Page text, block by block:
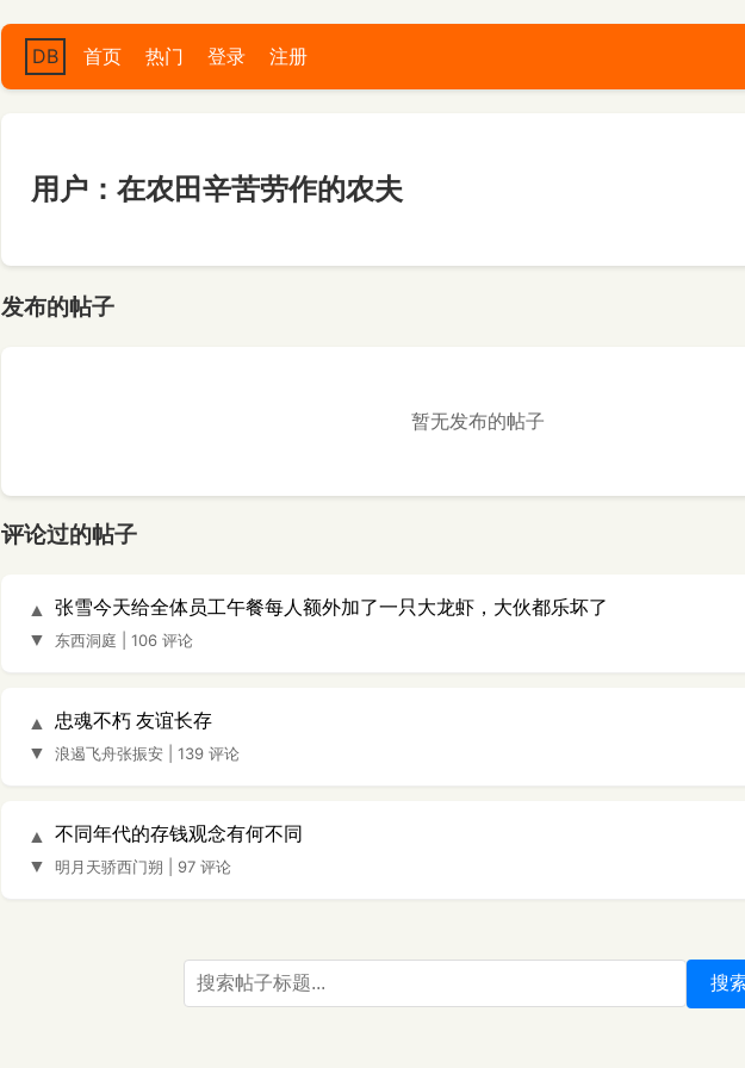
DB 首页 热门 登录 注册
用户：在农田辛苦劳作的农夫
发布的帖子
暂无发布的帖子
评论过的帖子
▲
▼
张雪今天给全体员工午餐每人额外加了一只大龙虾，大伙都乐坏了
东西洞庭 106 评论
▲
▼
忠魂不朽 友谊长存
浪遏飞舟张振安 139 评论
▲
▼
不同年代的存钱观念有何不同
明月天骄西门朔 97 评论
搜